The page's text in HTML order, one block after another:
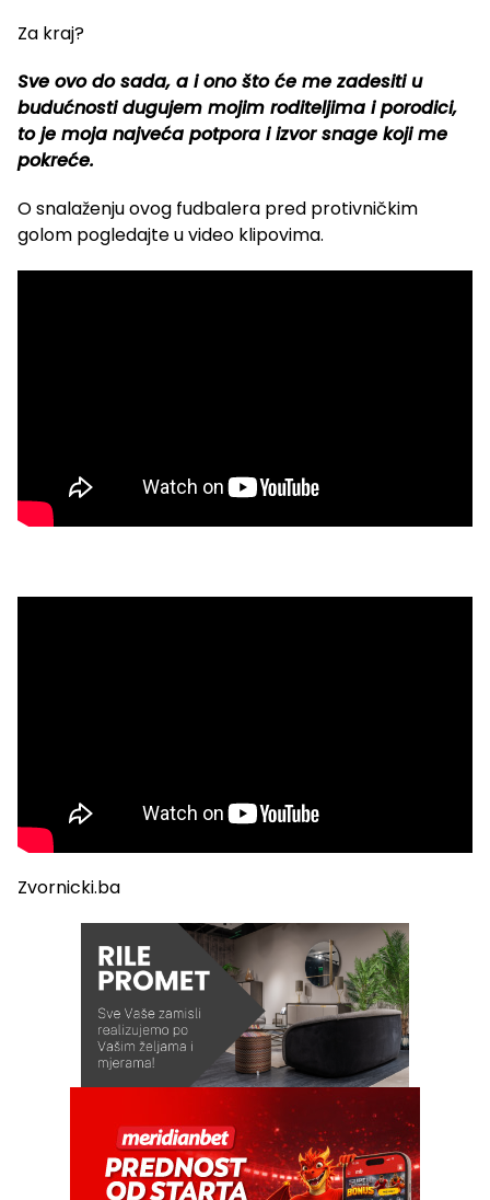
Za kraj?
Sve ovo do sada, a i ono što će me zadesiti u
budućnosti dugujem mojim roditeljima i porodici,
to je moja najveća potpora i izvor snage koji me
pokreće.
O snalaženju ovog fudbalera pred protivničkim
golom pogledajte u video klipovima.
Zvornicki.ba